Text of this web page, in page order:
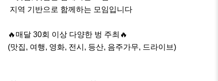
🔥매달 30회 이상 다양한 벙 주최🔥
(맛집, 여행, 영화, 전시, 등산, 음주가무, 드라이브)